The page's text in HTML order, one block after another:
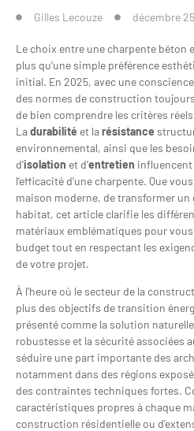
Gilles Lecouze décembre
Le choix entre une charpente béton
plus qu’une simple préférence
initial. En 2025, avec une
des normes de construction
de bien comprendre les critères
Ladurabilité et larésistance
environnemental, ainsi que les
d’isolation et d’entretien
l’efficacité d’une charpente. Que
maison moderne, de transformer un
habitat, cet article clarifie les
matériaux emblématiques pour
budget tout en respectant les
de votre projet.
À l’heure où le secteur de la
plus des objectifs de transition
présenté comme la solution
robustesse et la sécurité associées
séduire une part importante des
notamment dans des régions
des contraintes techniques fortes.
caractéristiques propres à chaque
construction résidentielle ou